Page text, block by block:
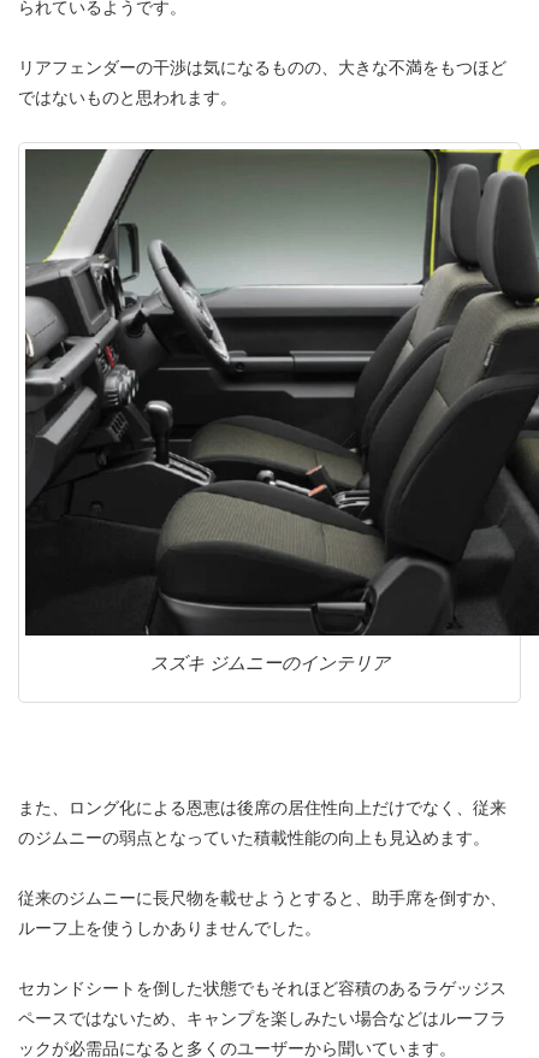
られているようです。
リアフェンダーの干渉は気になるものの、大きな不満をもつほど
ではないものと思われます。
スズキ ジムニーのインテリア
また、ロング化による恩恵は後席の居住性向上だけでなく、従来
のジムニーの弱点となっていた積載性能の向上も見込めます。
従来のジムニーに長尺物を載せようとすると、助手席を倒すか、
ルーフ上を使うしかありませんでした。
セカンドシートを倒した状態でもそれほど容積のあるラゲッジス
ペースではないため、キャンプを楽しみたい場合などはルーフラ
ックが必需品になると多くのユーザーから聞いています。